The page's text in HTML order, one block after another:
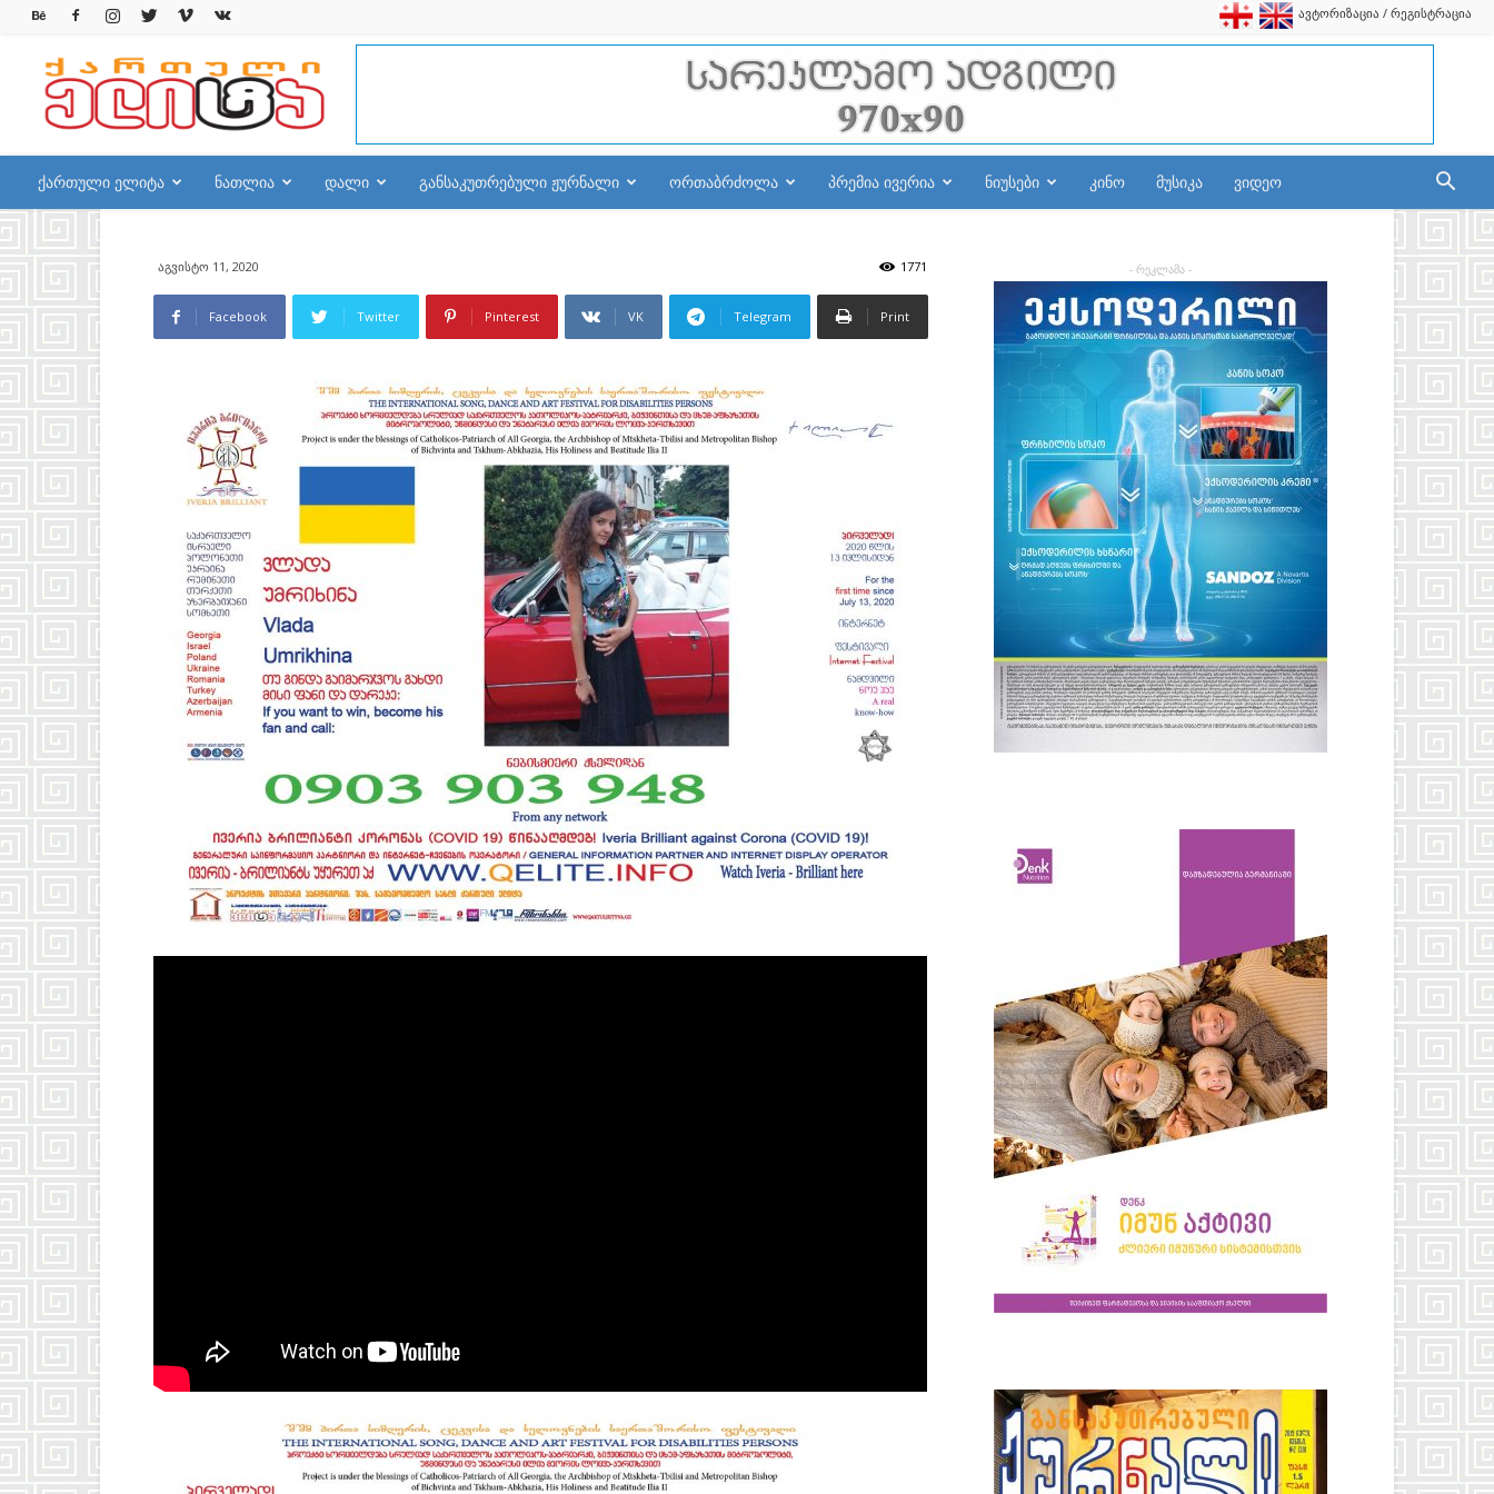
ავტორიზაცია / რეგისტრაცია
qelite.info
ქართული ელიტა ნათლია დალი განსაკუთრებული ჟურნალი ორთაბრძოლა პრემია ივერია ნიუსები კინო მუსიკა ვიდეო
აგვისტო 11, 2020 1771
Facebook Twitter Pinterest VK Telegram Print
- რეკლამა -